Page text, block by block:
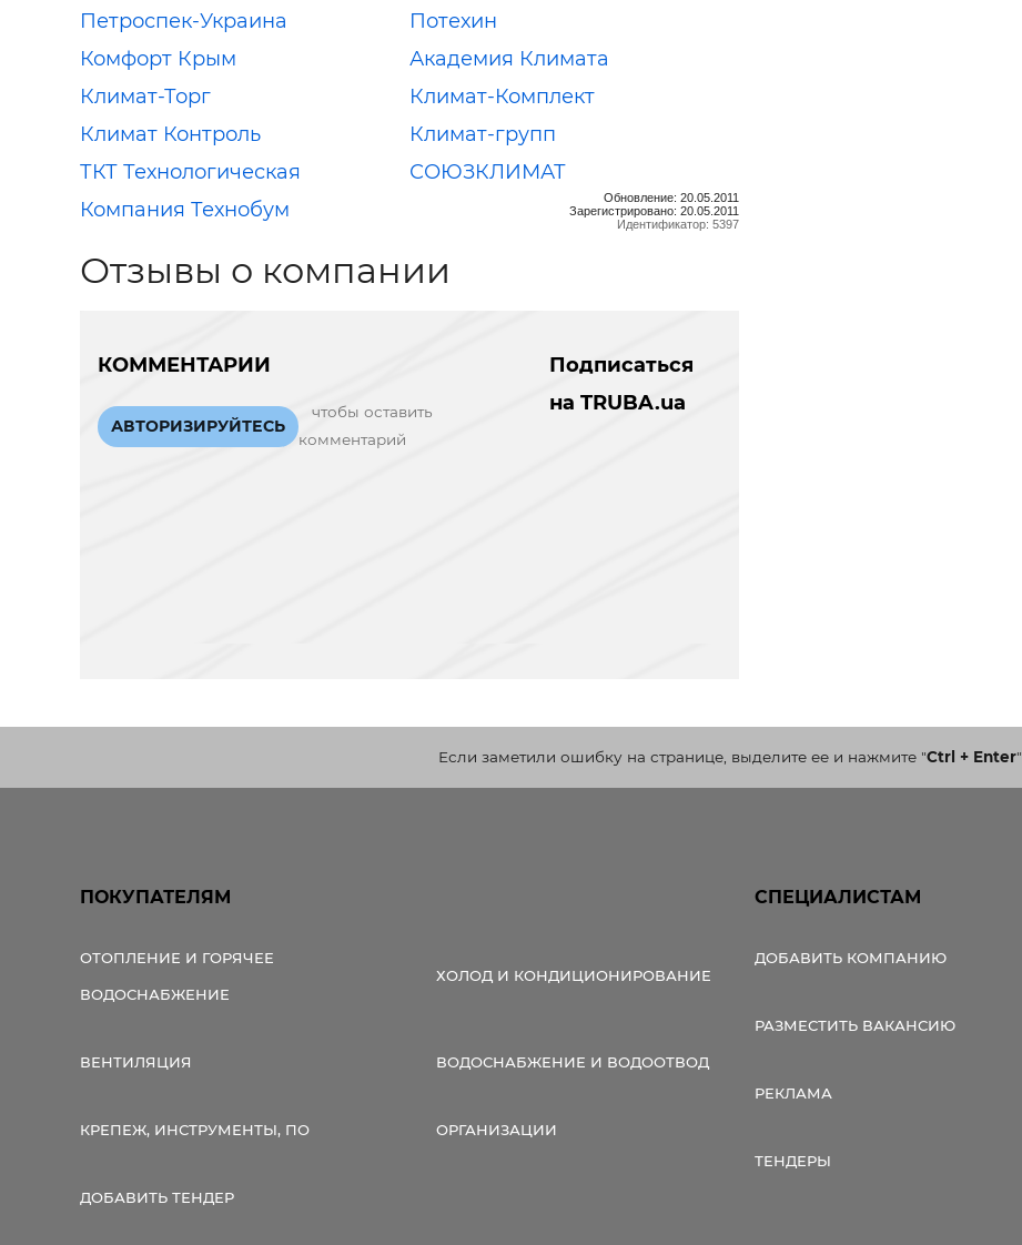
Петроспек-Украина
Потехин
Комфорт Крым
Академия Климата
Климат-Торг
Климат-Комплект
Климат Контроль
Климат-групп
ТКТ Технологическая
Компания Технобум
СОЮЗКЛИМАТ
Обновление: 20.05.2011
Зарегистрировано: 20.05.2011
Идентификатор: 5397
Отзывы о компании
КОММЕНТАРИИ
АВТОРИЗИРУЙТЕСЬ
чтобы оставить
комментарий
Подписаться
на TRUBA.ua
Если заметили ошибку на странице, выделите ее и нажмите"Ctrl + Enter"
ПОКУПАТЕЛЯМ
ОТОПЛЕНИЕ И ГОРЯЧЕЕ
ВОДОСНАБЖЕНИЕ
ХОЛОД И КОНДИЦИОНИРОВАНИЕ
ВЕНТИЛЯЦИЯ ВОДОСНАБЖЕНИЕ И ВОДООТВОД
КРЕПЕЖ, ИНСТРУМЕНТЫ, ПО ОРГАНИЗАЦИИ
ДОБАВИТЬ ТЕНДЕР
СПЕЦИАЛИСТАМ
ДОБАВИТЬ КОМПАНИЮ
РАЗМЕСТИТЬ ВАКАНСИЮ
РЕКЛАМА
ТЕНДЕРЫ